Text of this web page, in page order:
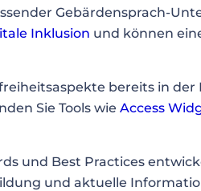
Gebärdensprach-
Inklusion und können
bereits in
Sie Tools wie Access
und Best Practices
und aktuelle